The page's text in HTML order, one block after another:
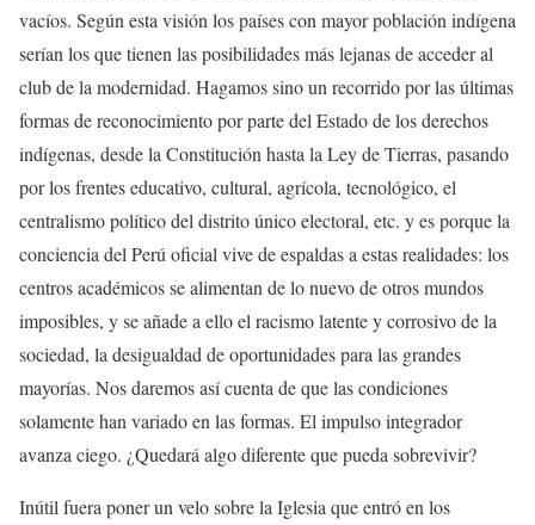
vacíos. Según esta visión los países con mayor población indígena
serían los que tienen las posibilidades más lejanas de acceder al
club de la modernidad. Hagamos sino un recorrido por las últimas
formas de reconocimiento por parte del Estado de los derechos
indígenas, desde la Constitución hasta la Ley de Tierras, pasando
por los frentes educativo, cultural, agrícola, tecnológico, el
centralismo político del distrito único electoral, etc. y es porque la
conciencia del Perú oficial vive de espaldas a estas realidades: los
centros académicos se alimentan de lo nuevo de otros mundos
imposibles, y se añade a ello el racismo latente y corrosivo de la
sociedad, la desigualdad de oportunidades para las grandes
mayorías. Nos daremos así cuenta de que las condiciones
solamente han variado en las formas. El impulso integrador
avanza ciego. ¿Quedará algo diferente que pueda sobrevivir?
Inútil fuera poner un velo sobre la Iglesia que entró en los